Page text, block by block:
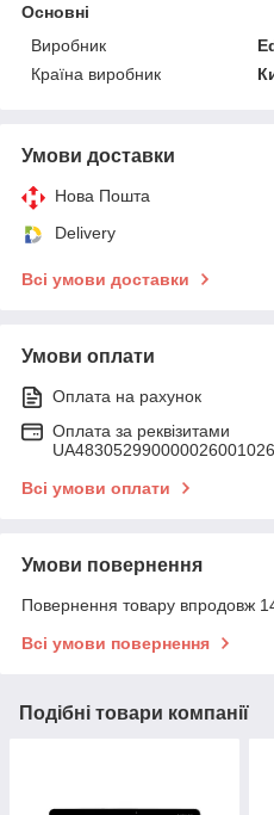
Основні
Виробник
Країна виробник
Умови доставки
Нова Пошта
Delivery
Всі умови доставки
Умови оплати
Оплата на рахунок
Оплата за реквізитами
Всі умови оплати
Умови повернення
Повернення товару впродовж
Всі умови повернення
Подібні товари компанії